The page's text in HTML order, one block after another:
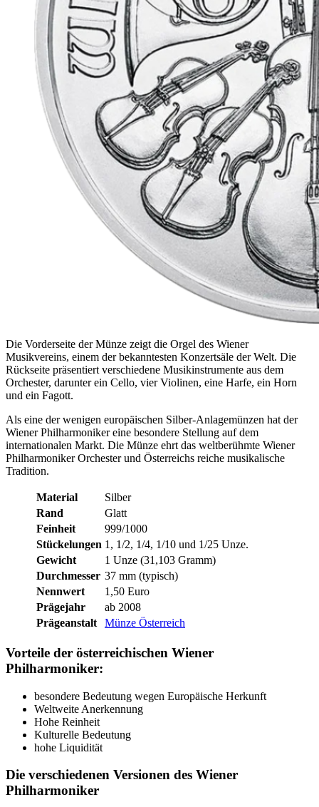
Die Vorderseite der Münze zeigt die Orgel des Wiener
Musikvereins, einem der bekanntesten Konzertsäle der Welt. Die
Rückseite präsentiert verschiedene Musikinstrumente aus dem
Orchester, darunter ein Cello, vier Violinen, eine Harfe, ein Horn
und ein Fagott.
Als eine der wenigen europäischen Silber-Anlagemünzen hat der
Wiener Philharmoniker eine besondere Stellung auf dem
internationalen Markt. Die Münze ehrt das weltberühmte Wiener
Philharmoniker Orchester und Österreichs reiche musikalische
Tradition.
Material
Silber
Rand
Glatt
Feinheit
999/1000
Stückelungen 1, 1/2, 1/4, 1/10 und 1/25 Unze.
Gewicht
1 Unze (31,103 Gramm)
Durchmesser 37 mm (typisch)
Nennwert
1,50 Euro
Prägejahr
ab 2008
Prägeanstalt
Münze Österreich
Vorteile der österreichischen Wiener
Philharmoniker:
besondere Bedeutung wegen Europäische Herkunft
Weltweite Anerkennung
Hohe Reinheit
Kulturelle Bedeutung
hohe Liquidität
Die verschiedenen Versionen des Wiener
Philharmoniker